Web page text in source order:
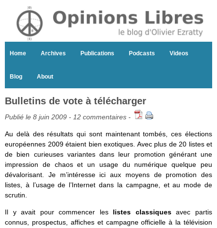
Home Archives Publications Podcasts Videos
Blog About
Bulletins de vote à télécharger
Publié le 8 juin 2009 - 12 commentaires -
Au delà des résultats qui sont maintenant tombés, ces élections
européennes 2009 étaient bien exotiques. Avec plus de 20 listes et
de bien curieuses variantes dans leur promotion générant une
impression de chaos et un usage du numérique quelque peu
dévalorisant. Je m’intéresse ici aux moyens de promotion des
listes, à l’usage de l’Internet dans la campagne, et au mode de
scrutin.
Il y avait pour commencer les listes classiquesavec partis
connus, prospectus, affiches et campagne officielle à la télévision